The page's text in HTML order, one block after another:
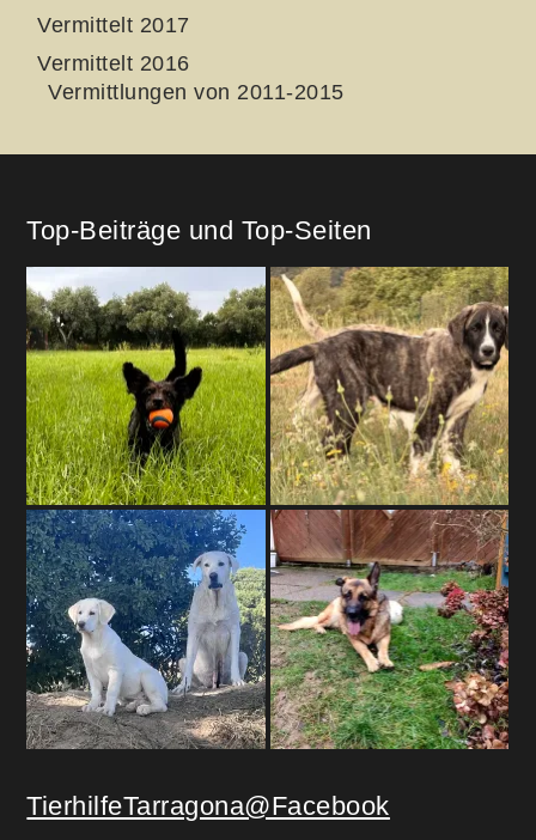
Vermittelt 2017
Vermittelt 2016
Vermittlungen von 2011-2015
Top-Beiträge und Top-Seiten
TierhilfeTarragona@Facebook